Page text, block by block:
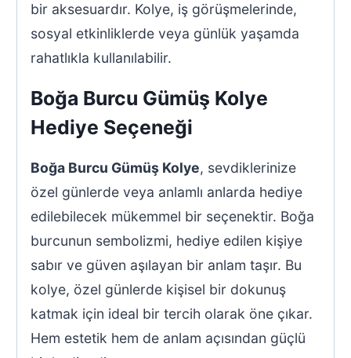
bir aksesuardır. Kolye, iş görüşmelerinde,
sosyal etkinliklerde veya günlük yaşamda
rahatlıkla kullanılabilir.
Boğa Burcu Gümüş Kolye
Hediye Seçeneği
Boğa Burcu Gümüş Kolye, sevdiklerinize
özel günlerde veya anlamlı anlarda hediye
edilebilecek mükemmel bir seçenektir. Boğa
burcunun sembolizmi, hediye edilen kişiye
sabır ve güven aşılayan bir anlam taşır. Bu
kolye, özel günlerde kişisel bir dokunuş
katmak için ideal bir tercih olarak öne çıkar.
Hem estetik hem de anlam açısından güçlü